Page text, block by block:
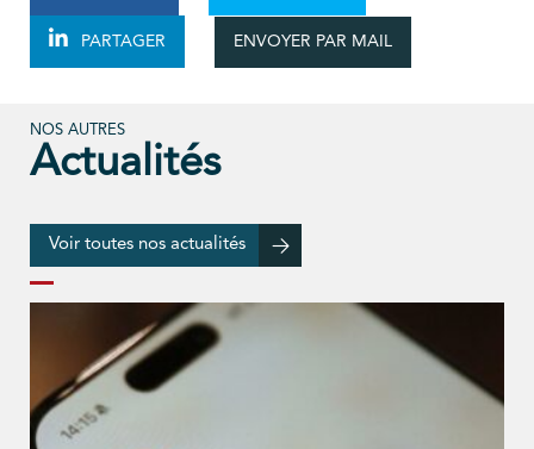
PARTAGER ENVOYER PAR MAIL
NOS AUTRES
Actualités
Voir toutes nos actualités